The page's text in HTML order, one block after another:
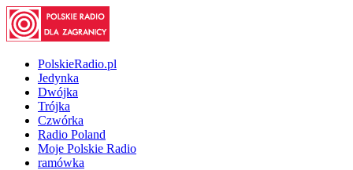
PolskieRadio.pl
Jedynka
Dwójka
Trójka
Czwórka
Radio Poland
Moje Polskie Radio
ramówka